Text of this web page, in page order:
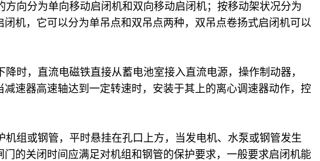
向分为单向移动启闭机和双向移动启闭机；按移动架状况分为
机，它可以分为单吊点和双吊点两种，双吊点卷扬式启闭机可以
时，直流电磁铁直接从蓄电池室接入直流电源，操作制动器，
速器高速轴达到一定转速时，安装于其上的离心调速器动作，控
组或钢管，平时悬挂在孔口上方，当发电机、水泵或钢管发生
门的关闭时间应满足对机组和钢管的保护要求，一般要求启闭机能